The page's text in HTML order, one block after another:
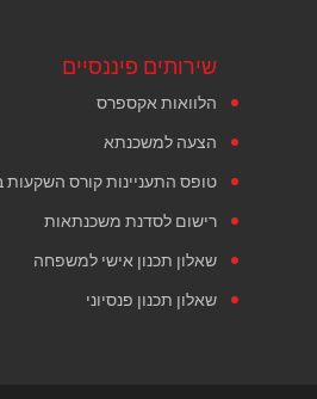
שירותים פיננסיים
הלוואות אקספרס
הצעה למשכנתא
טופס התעניינות קורס השקעות
רישום לסדנת משכנתאות
שאלון תכנון אישי למשפחה
שאלון תכנון פנסיוני